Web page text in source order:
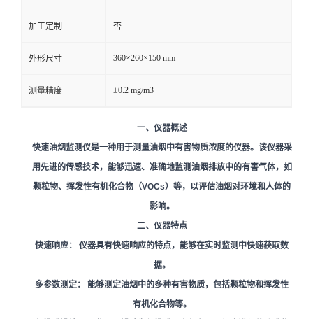
加工定制 否
外形尺寸 360×260×150 mm
测量精度 ±0.2 mg/m3
一、仪器概述
快速油烟监测仪是一种用于测量油烟中有害物质浓度的仪器。该仪器采
用先进的传感技术，能够迅速、准确地监测油烟排放中的有害气体，如
颗粒物、挥发性有机化合物（VOCs）等，以评估油烟对环境和人体的
影响。
二、仪器特点
快速响应：
仪器具有快速响应的特点，能够在实时监测中快速获取数
据。
多参数测定：
能够测定油烟中的多种有害物质，包括颗粒物和挥发性
有机化合物等。